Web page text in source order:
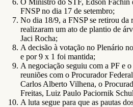
FNSP no dia 17 de setembro;
No dia 18/9, a FNSP se retirou da
realizaram um ato de plantio de
Jaci Rocha;
A decisão à votação no Plenário
e por 9 x 1 foi mantida;
A negociação seguiu com a PF e
reuniões com o Procurador
Carlos Alberto Vilhena, o
Freitas, Luiz Paulo Paciornik
A luta segue para que as pautas